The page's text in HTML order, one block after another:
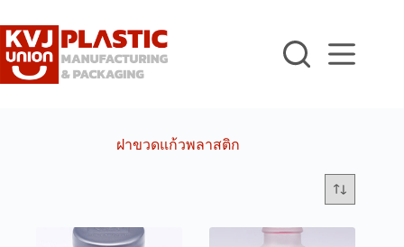
to
content
ฝาขวดแก้วพลาสติก